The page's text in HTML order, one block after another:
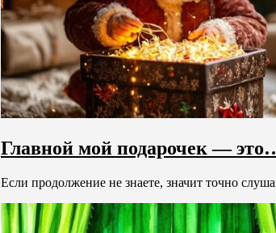
Главной мой подарочек —
Если продолжение не знаете, значит точно